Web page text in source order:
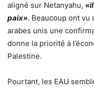
aligné sur Netanyahu,
paix». Beaucoup ont vu
arabes unis une
donne la priorité à
Palestine.
Pourtant, les EAU